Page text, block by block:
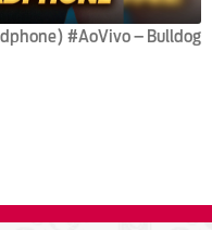
#AoVivo – Bulldog